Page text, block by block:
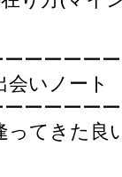
ーーーーー
いノート
ーーーーー
ってきた良